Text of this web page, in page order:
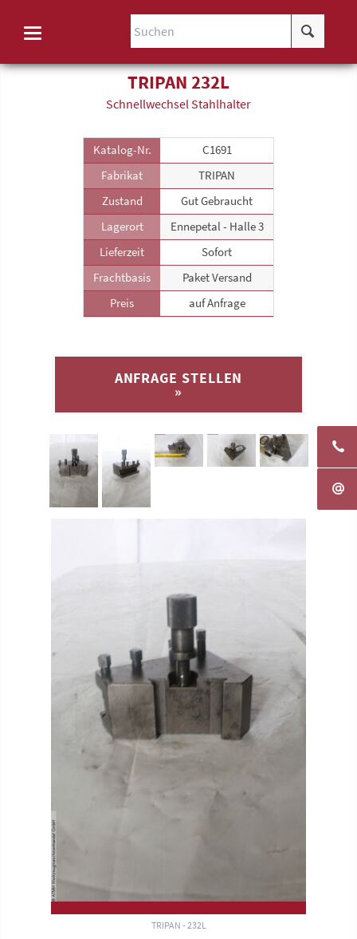
TRIPAN - 232L
TRIPAN 232L
Schnellwechsel Stahlhalter
Katalog-Nr.
C1691
Fabrikat
TRIPAN
Zustand
Gut Gebraucht
Lagerort
Ennepetal - Halle 3
Lieferzeit
Sofort
Frachtbasis
Paket Versand
Preis
auf Anfrage
ANFRAGE STELLEN
»